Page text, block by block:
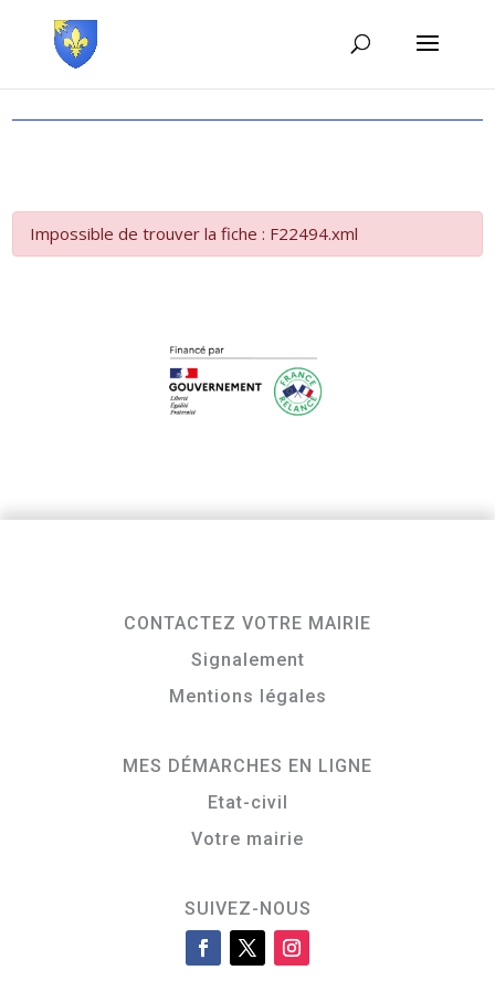
Impossible de trouver la fiche : F22494.xml
CONTACTEZ VOTRE MAIRIE
Signalement
Mentions légales
MES DÉMARCHES EN LIGNE
Etat-civil
Votre mairie
SUIVEZ-NOUS